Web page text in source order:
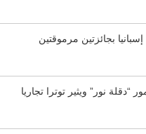
بجائزتين مرموقتين
نور” ويثير توترا تجاريا